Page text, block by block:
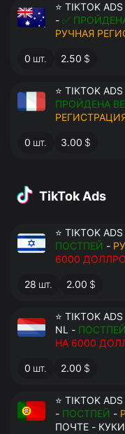
⭐ TIKTOK
- ✅
РУЧНАЯ
- ВАТ
0 шт. 2.50 $
⭐ TIKTOK
ПРОЙДЕНА
ДОСТУП К
ПЕРЕДАЧА В
0 шт. 3.00 $
TikTok Ads
⭐ TIKTOK
ПОСТПЕЙ -
6000
ЗАПОЛНЕН -
28 шт. 2.00 $
⭐ TIKTOK
NL - ПОСТПЕЙ
НА 6000
ВАТ
0 шт. 2.00 $
⭐ TIKTOK
- ПОСТПЕЙ -
ПОЧТЕ -